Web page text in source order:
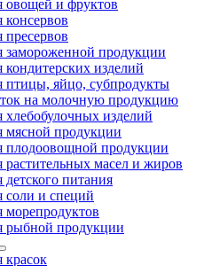
овощей и фруктов
консервов
пресервов
замороженной продукции
кондитерских изделий
птицы, яйцо, субпродукты
на молочную продукцию
хлебобулочных изделий
мясной продукции
плодоовощной продукции
растительных масел и жиров
питания
соли и специй
морепродуктов
рыбной продукции
красок